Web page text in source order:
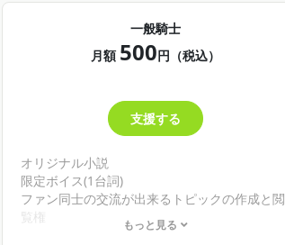
一般騎士
月額 500円（税込）
支援する
オリジナル小説
限定ボイス(1台詞)
ファン同士の交流が出来るトピックの作成と閲
覧権
※内容が予告なく変更になる場合があります。
もっと見る